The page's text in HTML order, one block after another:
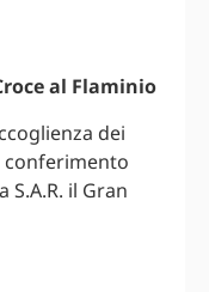
al Flaminio
dei
conferimento
il Gran